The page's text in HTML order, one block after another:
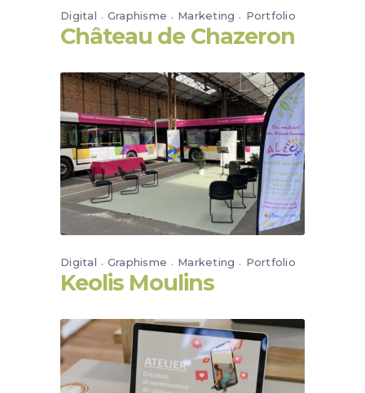
Digital Graphisme Marketing Portfolio
Château de Chazeron
Digital Graphisme Marketing Portfolio
Keolis Moulins